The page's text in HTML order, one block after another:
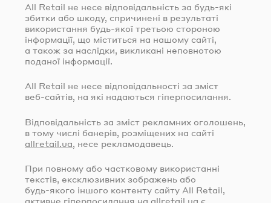
All Retail не несе відповідальність за будь-які
збитки або шкоду, спричинені в результаті
використання будь-якої третьою стороною
інформації, що міститься на нашому сайті,
а також за наслідки, викликані неповнотою
поданої інформації.
All Retail не несе відповідальності за зміст
веб-сайтів, на які надаються гіперпосилання.
Відповідальність за зміст рекламних оголошень,
в тому числі банерів, розміщених на сайті
allretail.ua, несе рекламодавець.
При повному або частковому використанні
текстів, ексклюзивних зображень або
будь-якого іншого контенту сайту All Retail,
активне гіперпосилання на allretail.ua є